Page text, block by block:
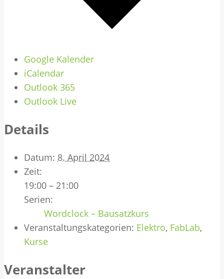
Google Kalender
iCalendar
Outlook 365
Outlook Live
Details
Datum: 8. April 2024
Zeit:
19:00 – 21:00
Serien:
Wordclock – Bausatzkurs
Veranstaltungskategorien: Elektro, FabLab,
Kurse
Veranstalter